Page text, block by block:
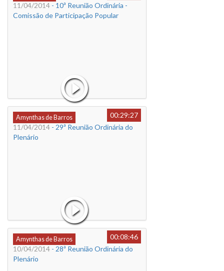
11/04/2014 - 10ª Reunião Ordinária -
Comissão de Participação Popular
Amynthas de Barros
00:29:27
11/04/2014 - 29ª Reunião Ordinária do
Plenário
Amynthas de Barros
00:08:46
10/04/2014 - 28ª Reunião Ordinária do
Plenário